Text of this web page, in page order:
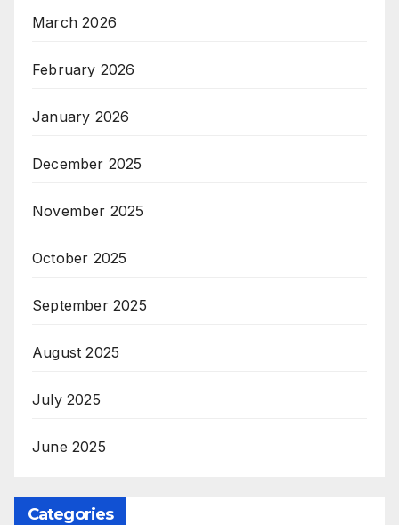
March 2026
February 2026
January 2026
December 2025
November 2025
October 2025
September 2025
August 2025
July 2025
June 2025
Categories